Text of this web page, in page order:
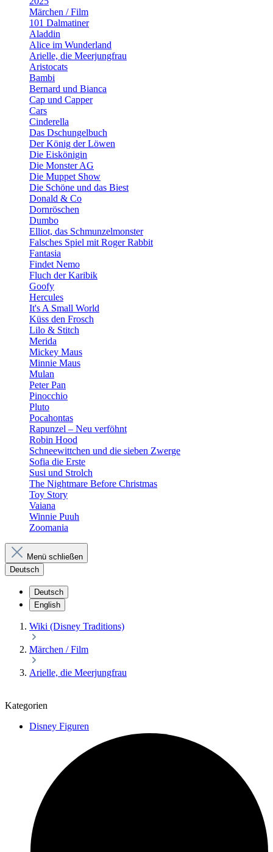
Märchen / Film
101 Dalmatiner
Aladdin
Alice im Wunderland
Arielle, die Meerjungfrau
Aristocats
Bambi
Bernard und Bianca
Cap und Capper
Cars
Cinderella
Das Dschungelbuch
Der König der Löwen
Die Eiskönigin
Die Monster AG
Die Muppet Show
Die Schöne und das Biest
Donald & Co
Dornröschen
Dumbo
Elliot, das Schmunzelmonster
Falsches Spiel mit Roger Rabbit
Fantasia
Findet Nemo
Fluch der Karibik
Goofy
Hercules
It's A Small World
Küss den Frosch
Lilo & Stitch
Merida
Mickey Maus
Minnie Maus
Mulan
Peter Pan
Pinocchio
Pluto
Pocahontas
Rapunzel – Neu verföhnt
Robin Hood
Schneewittchen und die sieben Zwerge
Sofia die Erste
Susi und Strolch
The Nightmare Before Christmas
Toy Story
Vaiana
Winnie Puuh
Zoomania
Menü schließen
Deutsch
Deutsch
English
Wiki (Disney Traditions)
Märchen / Film
Arielle, die Meerjungfrau
Kategorien
Disney Figuren